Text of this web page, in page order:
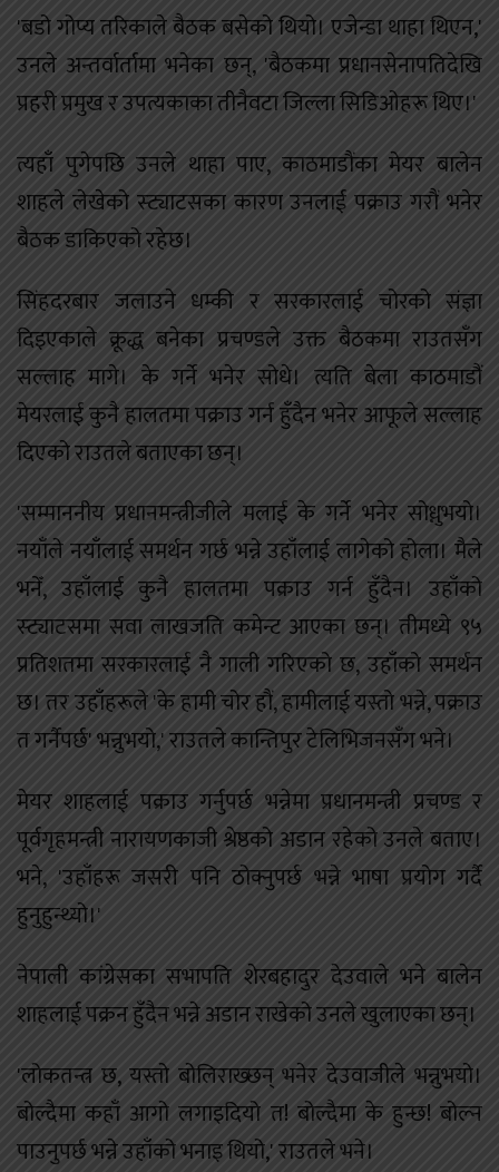
'बडो गोप्य तरिकाले बैठक बसेको थियो। एजेन्डा थाहा थिएन,'
उनले अन्तर्वार्तामा भनेका छन्, 'बैठकमा प्रधानसेनापतिदेखि
प्रहरी प्रमुख र उपत्यकाका तीनैवटा जिल्ला सिडिओहरू थिए।'
त्यहाँ पुगेपछि उनले थाहा पाए, काठमाडौंका मेयर बालेन
शाहले लेखेको स्ट्याटसका कारण उनलाई पक्राउ गरौं भनेर
बैठक डाकिएको रहेछ।
सिंहदरबार जलाउने धम्की र सरकारलाई चोरको संज्ञा
दिइएकाले क्रूद्ध बनेका प्रचण्डले उक्त बैठकमा राउतसँग
सल्लाह मागे। के गर्ने भनेर सोधे। त्यति बेला काठमाडौं
मेयरलाई कुनै हालतमा पक्राउ गर्न हुँदैन भनेर आफूले सल्लाह
दिएको राउतले बताएका छन्।
'सम्माननीय प्रधानमन्त्रीजीले मलाई के गर्ने भनेर सोध्नुभयो।
नयाँले नयाँलाई समर्थन गर्छ भन्ने उहाँलाई लागेको होला। मैले
भनेँ, उहाँलाई कुनै हालतमा पक्राउ गर्न हुँदैन। उहाँको
स्ट्याटसमा सवा लाखजति कमेन्ट आएका छन्। तीमध्ये ९५
प्रतिशतमा सरकारलाई नै गाली गरिएको छ, उहाँको समर्थन
छ। तर उहाँहरूले 'के हामी चोर हौं, हामीलाई यस्तो भन्ने, पक्राउ
त गर्नैपर्छ' भन्नुभयो,' राउतले कान्तिपुर टेलिभिजनसँग भने।
मेयर शाहलाई पक्राउ गर्नुपर्छ भन्नेमा प्रधानमन्त्री प्रचण्ड र
पूर्वगृहमन्त्री नारायणकाजी श्रेष्ठको अडान रहेको उनले बताए।
भने, 'उहाँहरू जसरी पनि ठोक्नुपर्छ भन्ने भाषा प्रयोग गर्दै
हुनुहुन्थ्यो।'
नेपाली कांग्रेसका सभापति शेरबहादुर देउवाले भने बालेन
शाहलाई पक्रन हुँदैन भन्ने अडान राखेको उनले खुलाएका छन्।
'लोकतन्त्र छ, यस्तो बोलिराख्छन् भनेर देउवाजीले भन्नुभयो।
बोल्दैमा कहाँ आगो लगाइदियो त! बोल्दैमा के हुन्छ! बोल्न
पाउनुपर्छ भन्ने उहाँको भनाइ थियो,' राउतले भने।